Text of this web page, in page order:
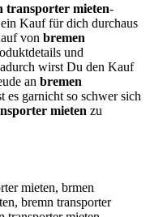
transporter mieten-
Kauf für dich durchaus
von bremen
und
wirst Du den Kauf
an bremen
es garnicht so schwer sich
mieten zu
transporter mieten, bremhen transporter mieten, brejmen transporter mieten, bremjen transporter mieten, brekmen transporter mieten, bremken transporter mieten, brelmen transporter mieten, bremlen transporter mieten, bremwen transporter mieten, bremewn transporter mieten, bremsen transporter mieten, bremesn transporter mieten, bremden transporter mieten, bremedn transporter mieten, bremfen transporter mieten, bremefn transporter mieten, bremren transporter mieten, bremern transporter mieten, brem3en transporter mieten, breme3n transporter mieten, brem4en transporter mieten, breme4n transporter mieten, breme n transporter mieten, bremen transporter mieten, bremebn transporter mieten, bremenb transporter mieten, bremegn transporter mieten, bremeng transporter mieten, bremehn transporter mieten, bremenh transporter mieten, bremejn transporter mieten, bremenj transporter mieten, brememn transporter mieten, bremenm transporter mieten, bremen rtransporter mieten, bremen ftransporter mieten, bremen tfransporter mieten, bremen gtransporter mieten, bremen tgransporter mieten, bremen htransporter mieten, bremen thransporter mieten, bremen ytransporter mieten, bremen tyransporter mieten, bremen 5transporter mieten, bremen t5ransporter mieten, bremen 6transporter mieten, bremen t6ransporter mieten, bremen teransporter mieten, bremen treansporter mieten, bremen tdransporter mieten, bremen trdansporter mieten, bremen trfansporter mieten, bremen trgansporter mieten, bremen trtansporter mieten, bremen t4ransporter mieten, bremen tr4ansporter mieten, bremen tr5ansporter mieten, bremen trqansporter mieten, bremen traqnsporter mieten, bremen trwansporter mieten, bremen trawnsporter mieten, bremen trzansporter mieten, bremen traznsporter mieten, bremen trxansporter mieten, bremen traxnsporter mieten, bremen tra nsporter mieten, bremen tran sporter mieten, bremen trabnsporter mieten, bremen tranbsporter mieten, bremen tragnsporter mieten, bremen trangsporter mieten, bremen trahnsporter mieten, bremen tranhsporter mieten, bremen trajnsporter mieten, bremen tranjsporter mieten, bremen tramnsporter mieten, bremen tranmsporter mieten, bremen tranqsporter mieten, bremen transqporter mieten, bremen tranwsporter mieten, bremen transwporter mieten, bremen tranesporter mieten, bremen transeporter mieten, bremen tranzsporter mieten, bremen transzporter mieten, bremen tranxsporter mieten, bremen transxporter mieten, bremen trancsporter mieten, bremen transcporter mieten, bremen transoporter mieten, bremen translporter mieten, bremen transplorter mieten, bremen transöporter mieten, bremen transpöorter mieten, bremen transüporter mieten, bremen transpüorter mieten, bremen trans0porter mieten, bremen transp0orter mieten, bremen transßporter mieten, bremen transpßorter mieten, bremen transpiorter mieten, bremen transpoirter mieten, bremen transpkorter mieten, bremen transpokrter mieten, bremen transpolrter mieten, bremen transpoprter mieten, bre